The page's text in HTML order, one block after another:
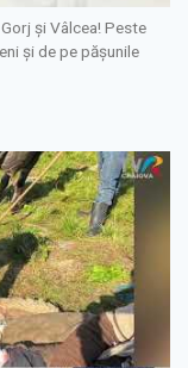
și Vâlcea! Peste
și de pe pășunile